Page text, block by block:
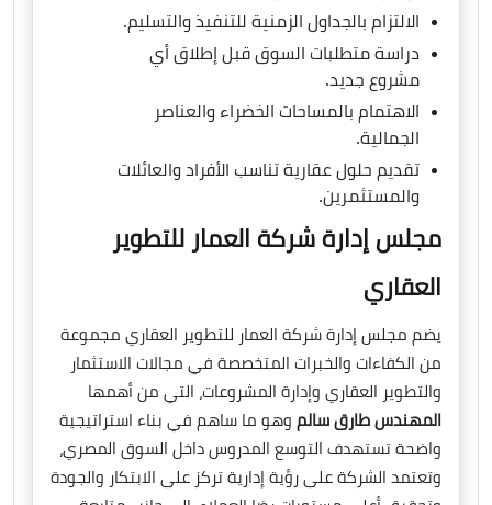
الالتزام بالجداول الزمنية للتنفيذ والتسليم.
دراسة متطلبات السوق قبل إطلاق أي
مشروع جديد.
الاهتمام بالمساحات الخضراء والعناصر
الجمالية.
تقديم حلول عقارية تناسب الأفراد والعائلات
والمستثمرين.
مجلس إدارة شركة العمار للتطوير
العقاري
يضم مجلس إدارة شركة العمار للتطوير العقاري مجموعة
من الكفاءات والخبرات المتخصصة في مجالات الاستثمار
والتطوير العقاري وإدارة المشروعات، التي من أهمها
المهندس طارق سالم وهو ما ساهم في بناء استراتيجية
واضحة تستهدف التوسع المدروس داخل السوق المصري،
وتعتمد الشركة على رؤية إدارية تركز على الابتكار والجودة